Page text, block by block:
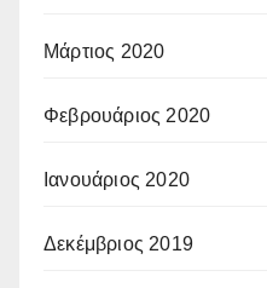
Μάρτιος 2020
Φεβρουάριος 2020
Ιανουάριος 2020
Δεκέμβριος 2019